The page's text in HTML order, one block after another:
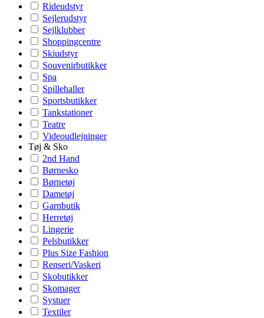
Rideudstyr
Sejlerudstyr
Sejlklubber
Shoppingcentre
Skiudstyr
Souvenirbutikker
Spa
Spillehaller
Sportsbutikker
Tankstationer
Teatre
Videoudlejninger
Tøj & Sko
2nd Hand
Børnesko
Børnetøj
Dametøj
Garnbutik
Herretøj
Lingerie
Pelsbutikker
Plus Size Fashion
Renseri/Vaskeri
Skobutikker
Skomager
Systuer
Textiler